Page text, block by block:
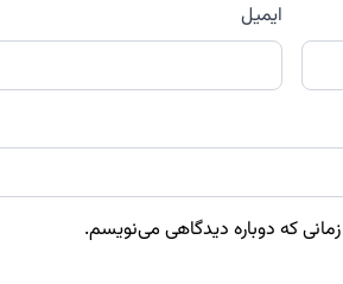
ایمیل
که دوباره دیدگاهی می‌نویسم.